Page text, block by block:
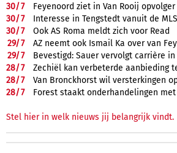
30/7
Feyenoord ziet in Van Rooij opvolger
30/7
Interesse in Tengstedt vanuit de MLS
30/7
Ook AS Roma meldt zich voor Read
29/7
AZ neemt ook Ismail Ka over van
29/7
Bevestigd: Sauer vervolgt carrière
28/7
Zechiël kan verbeterde aanbieding
28/7
Van Bronckhorst wil versterkingen
28/7 Forest staakt onderhandelingen met
Stel hier in welk nieuws jij belangrijk vindt.